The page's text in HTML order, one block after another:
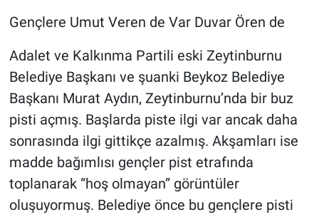
Gençlere Umut Veren de Var Duvar Ören de
Adalet ve Kalkınma Partili eski Zeytinburnu
Belediye Başkanı ve şuanki Beykoz Belediye
Başkanı Murat Aydın, Zeytinburnu’nda bir buz
pisti açmış. Başlarda piste ilgi var ancak daha
sonrasında ilgi gittikçe azalmış. Akşamları ise
madde bağımlısı gençler pist etrafında
toplanarak “hoş olmayan” görüntüler
oluşuyormuş. Belediye önce bu gençlere pisti